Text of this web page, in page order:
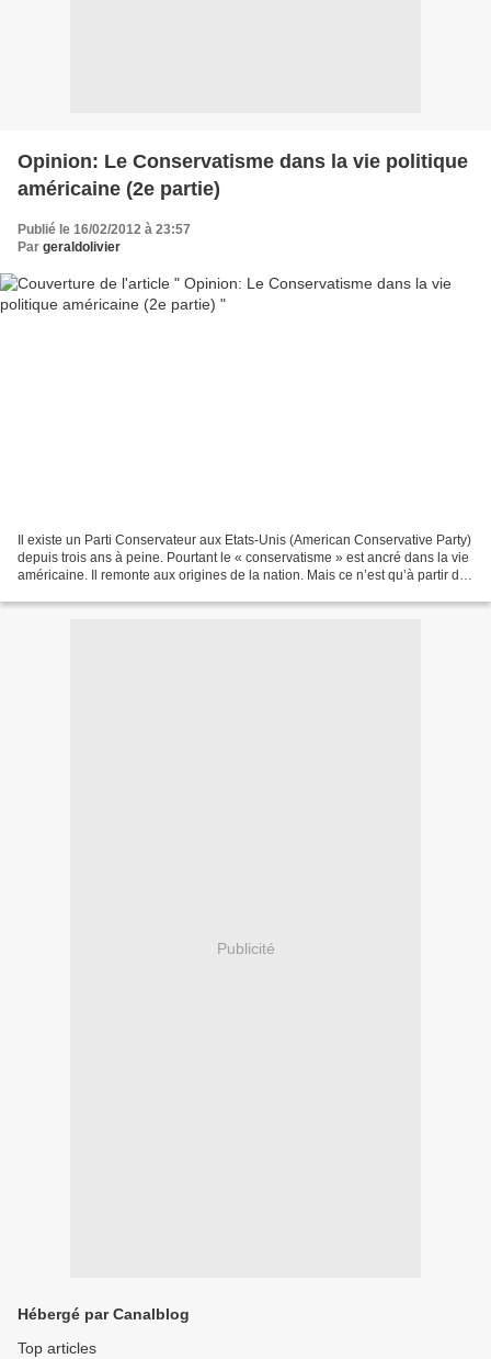
Opinion: Le Conservatisme dans la vie politique
américaine (2e partie)
Publié le 16/02/2012 à 23:57
Par geraldolivier
Il existe un Parti Conservateur aux Etats-Unis (American Conservative Party)
depuis trois ans à peine. Pourtant le « conservatisme » est ancré dans la vie
américaine. Il remonte aux origines de la nation. Mais ce n’est qu’à partir de
Publicité
Hébergé par Canalblog
Top articles